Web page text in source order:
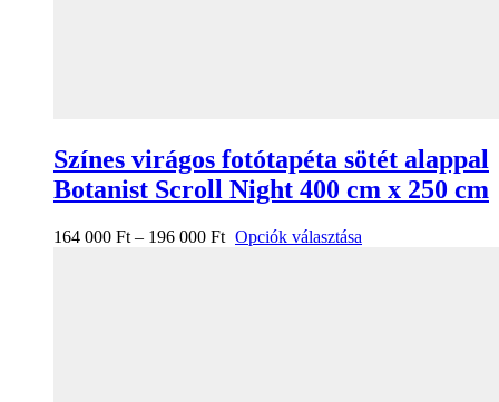
Színes virágos fotótapéta sötét alappal
Botanist Scroll Night 400 cm x 250 cm
164 000 Ft – 196 000 Ft Opciók választása